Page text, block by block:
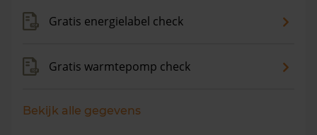
Gratis energielabel check
Gratis warmtepomp check
Bekijk alle gegevens